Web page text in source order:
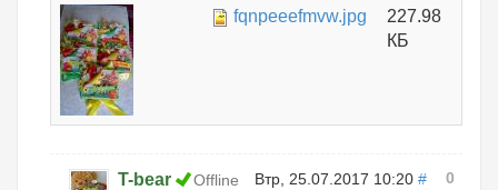
fqnpeeefmvw.jpg
227.98
КБ
T-bear Offline Втр, 25.07.2017 10:20 # 0